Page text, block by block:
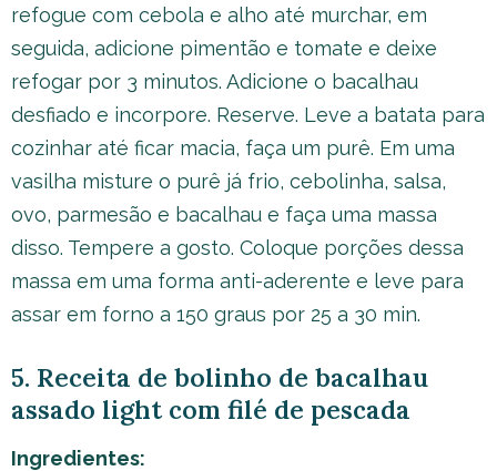
refogue com cebola e alho até murchar, em
seguida, adicione pimentão e tomate e deixe
refogar por 3 minutos. Adicione o bacalhau
desfiado e incorpore. Reserve. Leve a batata para
cozinhar até ficar macia, faça um purê. Em uma
vasilha misture o purê já frio, cebolinha, salsa,
ovo, parmesão e bacalhau e faça uma massa
disso. Tempere a gosto. Coloque porções dessa
massa em uma forma anti-aderente e leve para
assar em forno a 150 graus por 25 a 30 min.
5. Receita de bolinho de bacalhau
assado light com filé de pescada
Ingredientes: